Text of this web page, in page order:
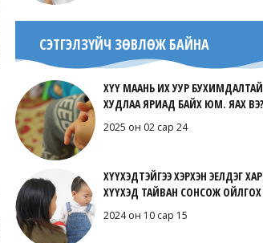
СЭТГЭЛЗҮЙЧ ЗӨВЛӨЖ БАЙНА
ХҮҮ МААНЬ ИХ УУР
ХУДЛАА ЯРИАД БАЙХ ЮМ. ЯАХ ВЭ?
2025 он 02 сар 24
ХҮҮХЭДТЭЙГЭЭ ХЭРХЭН ЭЕЛДЭГ
ХҮҮХЭД ТАЙВАН СОНСОЖ ОЙЛГОХ
2024 он 10 сар 15